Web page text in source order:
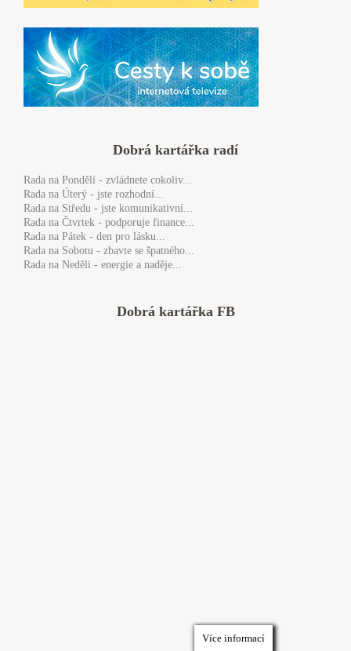
Dobrá kartářka radí
Rada na Pondělí - zvládnete cokoliv...
Rada na Úterý - jste rozhodní...
Rada na Středu - jste komunikativní...
Rada na Čtvrtek - podporuje finance...
Rada na Pátek - den pro lásku...
Rada na Sobotu - zbavte se špatného...
Rada na Neděli - energie a naděje...
Dobrá kartářka FB
Více informací